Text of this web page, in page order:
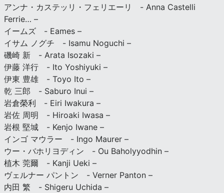
アンナ・カステッリ・フェリエーリ - Anna Castelli
Ferrie… –
イームズ - Eames –
イサム ノグチ - Isamu Noguchi –
磯崎 新 - Arata Isozaki –
伊藤 洋行 - Ito Yoshiyuki –
伊東 豊雄 - Toyo Ito –
乾 三郎 - Saburo Inui –
岩倉榮利 - Eiri Iwakura –
岩佐 周明 - Hiroaki Iwasa –
岩根 堅城 - Kenjo Iwane –
インゴ マウラー - Ingo Maurer –
ウー・バホリヨディン - Ou Baholyyodhin –
植木 莞爾 - Kanji Ueki –
ヴェルナー パントン - Verner Panton –
内田 繁 - Shigeru Uchida –